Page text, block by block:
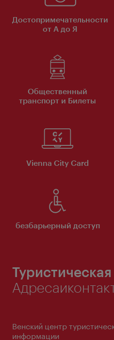
Достопримечательности
от А до Я
Общественный
транспорт и Билеты
Vienna City Card
безбарьерный доступ
Венский центр
информации